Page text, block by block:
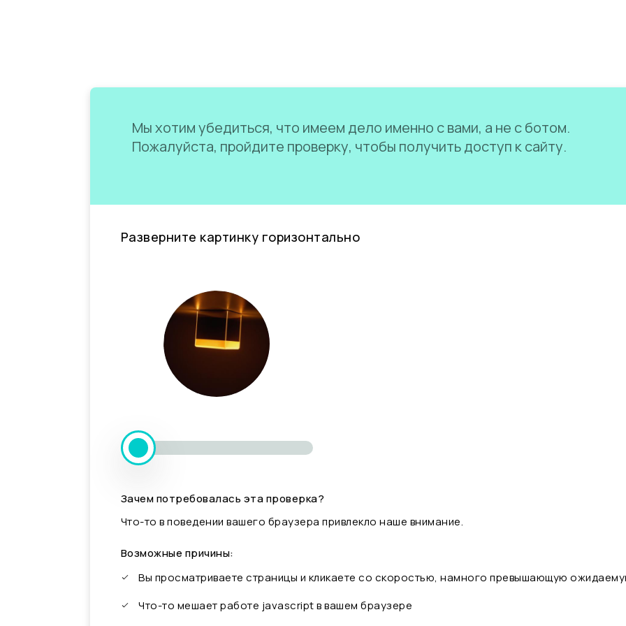
Мы хотим убедиться, что имеем дело именно с вами, а не с ботом.
Пожалуйста, пройдите проверку, чтобы получить доступ к сайту.
Разверните картинку горизонтально
Зачем потребовалась эта проверка?
Что-то в поведении вашего браузера привлекло наше внимание.
Возможные причины:
Вы просматриваете страницы и кликаете со скоростью, намного превышающую
Что-то мешает работе javascript в вашем браузере